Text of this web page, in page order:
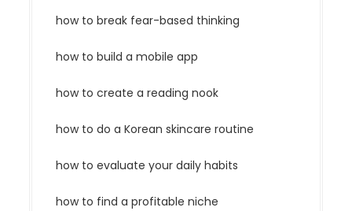
how to break fear-based thinking
how to build a mobile app
how to create a reading nook
how to do a Korean skincare routine
how to evaluate your daily habits
how to find a profitable niche